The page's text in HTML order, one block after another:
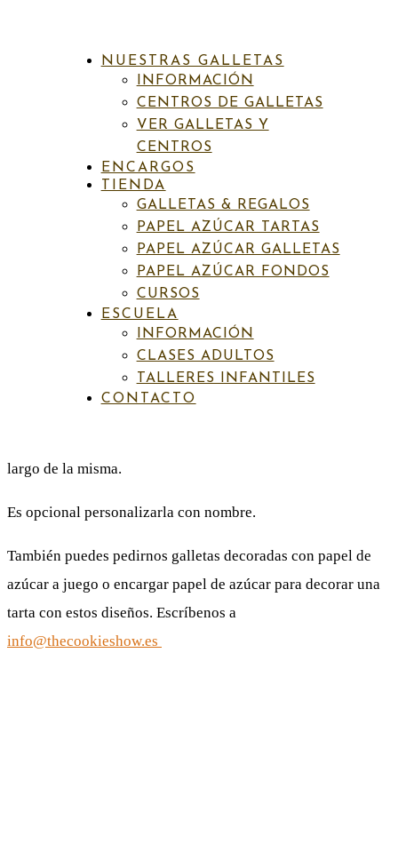
NUESTRAS GALLETAS
INFORMACIÓN
CENTROS DE GALLETAS
VER GALLETAS Y
CENTROS
ENCARGOS
TIENDA
GALLETAS & REGALOS
PAPEL AZÚCAR TARTAS
PAPEL AZÚCAR GALLETAS
PAPEL AZÚCAR FONDOS
CURSOS
ESCUELA
INFORMACIÓN
CLASES ADULTOS
TALLERES INFANTILES
CONTACTO
GALLETAS & REGALOS
TAZA392 PARÍS
Categorías:Adultos,Galletas & Regalos,Infantiles
Taza392 París
16,00€ Rango
hasta
16,00€
IVA incluído
largo de la misma.
Es opcional personalizarla con nombre.
También puedes pedirnos galletas decoradas con papel de
azúcar a juego o encargar papel de azúcar para decorar una
tarta con estos diseños. Escríbenos a
info@thecookieshow.es